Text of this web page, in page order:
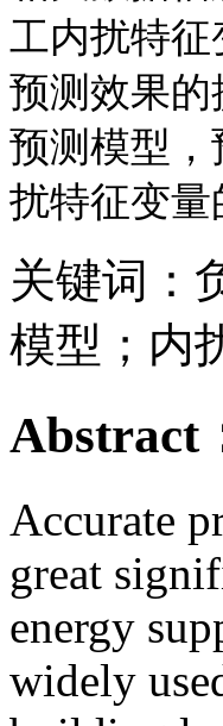
工内扰特
预测效果
预测模型
扰特征变
关键词：
模型；内
Abstract
Accurate
great
energy
widely